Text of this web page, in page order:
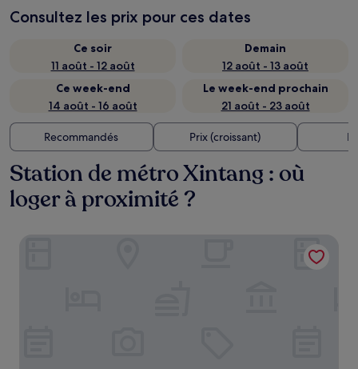
Consultez les prix pour ces dates
Ce soir
11 août - 12 août
Demain
12 août - 13 août
Ce week-end
14 août - 16 août
Le week-end prochain
21 août - 23 août
Recommandés Prix (croissant)
Station de métro Xintang : où
loger à proximité ?